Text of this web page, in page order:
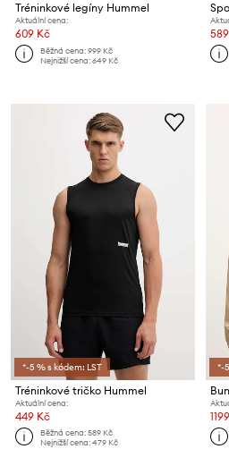
Tréninkové legíny Hummel
Aktuální cena:
609 Kč
Běžná cena:999 Kč
Nejnižší cena:649 Kč
*-5 % s kódem: LST
Tréninkové tričko Hummel
Aktuální cena:
449 Kč
Běžná cena:589 Kč
Nejnižší cena:479 Kč
*-